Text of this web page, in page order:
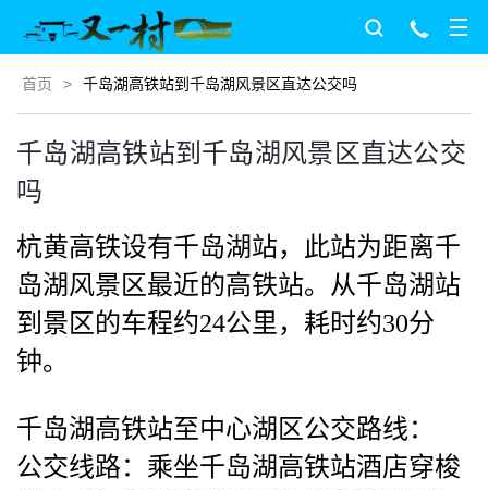
首页 > 千岛湖高铁站到千岛湖风景区直达公交吗
千岛湖高铁站到千岛湖风景区直达公交
吗
杭黄高铁设有千岛湖站，此站为距离千
岛湖风景区最近的高铁站。从千岛湖站
到景区的车程约24公里，耗时约30分
钟。
千岛湖高铁站至中心湖区公交路线：
公交线路：乘坐千岛湖高铁站酒店穿梭